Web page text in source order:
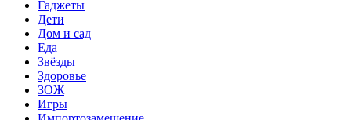
Гаджеты
Дети
Дом и сад
Еда
Звёзды
Здоровье
ЗОЖ
Игры